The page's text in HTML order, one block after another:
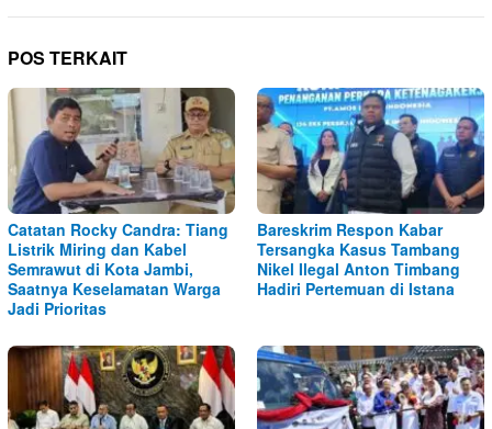
POS TERKAIT
Catatan Rocky Candra: Tiang
Listrik Miring dan Kabel
Semrawut di Kota Jambi,
Saatnya Keselamatan Warga
Jadi Prioritas
Bareskrim Respon Kabar
Tersangka Kasus Tambang
Nikel Ilegal Anton Timbang
Hadiri Pertemuan di Istana